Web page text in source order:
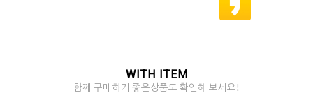
WITH ITEM
함께 구매하기 좋은상품도 확인해 보세요!